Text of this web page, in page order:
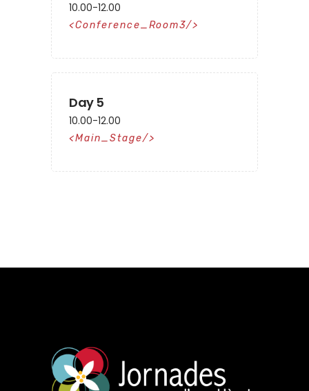
10.00-12.00
Conference_Room3
Day 5
10.00-12.00
Main_Stage